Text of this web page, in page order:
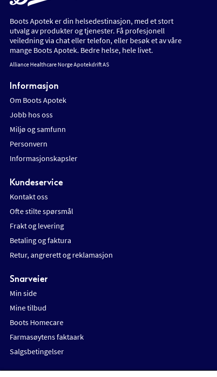
Boots Apotek er din helsedestinasjon, med et stort
utvalg av produkter og tjenester. Få profesjonell
veiledning via chat eller telefon, eller besøk et av våre
mange Boots Apotek. Bedre helse, hele livet.
Alliance Healthcare Norge Apotekdrift AS
Informasjon
Om Boots Apotek
Jobb hos oss
Miljø og samfunn
Personvern
Informasjonskapsler
Kundeservice
Kontakt oss
Ofte stilte spørsmål
Frakt og levering
Betaling og faktura
Retur, angrerett og reklamasjon
Snarveier
Min side
Mine tilbud
Boots Homecare
Farmasøytens faktaark
Salgsbetingelser